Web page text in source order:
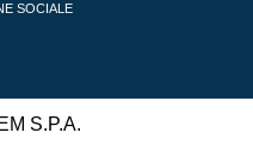
SOCIALE
S.P.A.